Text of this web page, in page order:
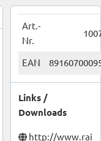
Art.-
Nr.
EAN
Links /
Downloads
http://www.rai